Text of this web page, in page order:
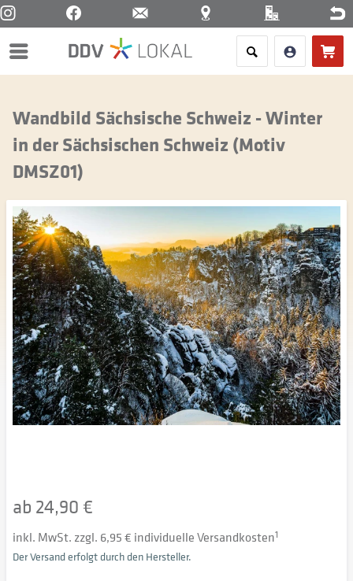
Menü
Wandbild Sächsische Schweiz - Winter
in der Sächsischen Schweiz (Motiv
DMSZ01)
ab 24,90 €
inkl. MwSt. zzgl. 6,95 € individuelle Versandkosten1
Der Versand erfolgt durch den Hersteller.